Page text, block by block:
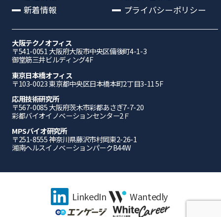
新着情報
プライバシーポリシー
大阪テクノオフィス
〒541-0051 ⼤阪府⼤阪市中央区備後町4-1-3
御堂筋三井ビルディング4F
東京日本橋オフィス
〒103-0023 東京都中央区日本橋本町2丁目3-11 5F
応⽤技術研究所
〒567-0085 ⼤阪府茨⽊市彩都あさぎ7-7-20
彩都バイオイノベーションセンター2Ｆ
MPSバイオ研究所
〒251-8555 神奈川県藤沢市村岡東2-26-1
湘南ヘルスイノベーションパークB44W
LinkedIn Wantedly